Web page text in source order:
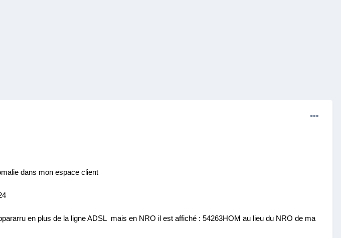
dans mon espace client
en plus de la ligne ADSL mais en NRO il est affiché : 54263HOM au lieu du NRO de ma